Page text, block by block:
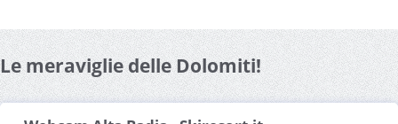
Le meraviglie delle Dolomiti!